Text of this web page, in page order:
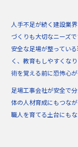
人手不足が続く建設業
づくりも大切なニーズで
安全な足場が整ってい
く、教育もしやすくな
術を覚える前に恐怖心が
足場工事会社が安全で
体の人材育成にもつな
職人を育てる土台にもな